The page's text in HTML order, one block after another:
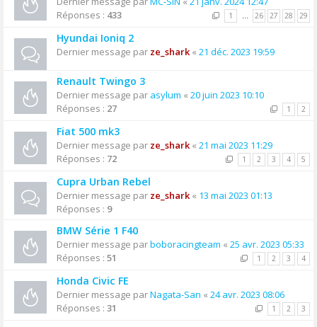
Réponses : 433 1 … 26 27 28 29
Hyundai Ioniq 2
Dernier message par ze_shark« 21 déc. 2023 19:59
Renault Twingo 3
Dernier message par asylum « 20 juin 2023 10:10
Réponses : 27 1 2
Fiat 500 mk3
Dernier message par ze_shark« 21 mai 2023 11:29
Réponses : 72 1 2 3 4 5
Cupra Urban Rebel
Dernier message par ze_shark« 13 mai 2023 01:13
Réponses : 9
BMW Série 1 F40
Dernier message parboboracingteam « 25 avr. 2023 05:33
Réponses : 51 1 2 3 4
Honda Civic FE
Dernier message parNagata-San « 24 avr. 2023 08:06
Réponses : 31 1 2 3